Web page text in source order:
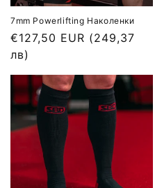
7mm Powerlifting Наколенки
Обичайна
цена
€127,50 EUR (249,37
лв)